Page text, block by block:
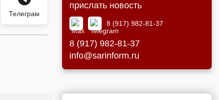
Телеграм
прислать новость
8 (917) 982-81-37
8 (917) 982-81-37
info@sarinform.ru